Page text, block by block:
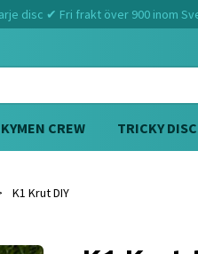
disc ✔ Fri frakt över 900 inom
KYMEN CREW TRICKY
K1 Krut DIY